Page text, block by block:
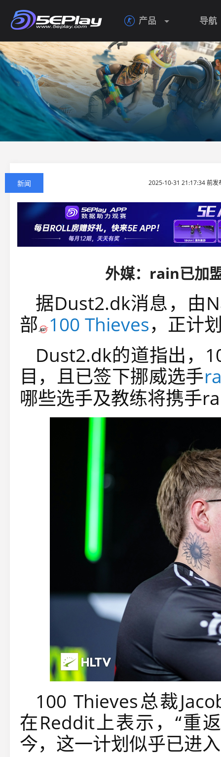
 产品 导航
新闻 2025-10-31 21:17:34 前
外媒：rain已加
据Dust2.dk消息，由
部 100 Thieves，正计
Dust2.dk的道指出，
目，且已签下挪威选手
哪些选手及教练将携手
100 Thieves总裁
在Reddit上表示，“重
今，这一计划似乎已进